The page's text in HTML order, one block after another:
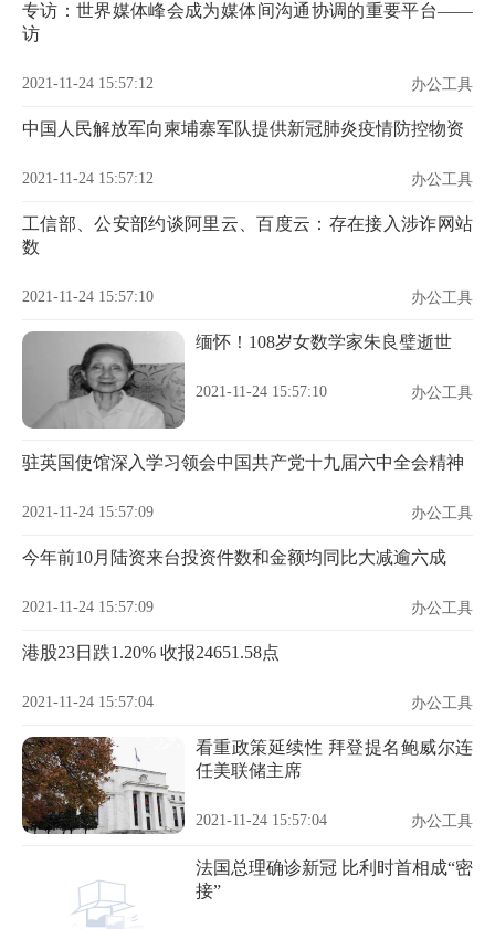
专访：世界媒体峰会成为媒体间沟通协调的重要平台——
访
2021-11-24 15:57:12 办公工具
中国人民解放军向柬埔寨军队提供新冠肺炎疫情防控物资
2021-11-24 15:57:12 办公工具
工信部、公安部约谈阿里云、百度云：存在接入涉诈网站
数
2021-11-24 15:57:10 办公工具
缅怀！108岁女数学家朱良璧逝世
2021-11-24 15:57:10 办公工具
驻英国使馆深入学习领会中国共产党十九届六中全会精神
2021-11-24 15:57:09 办公工具
今年前10月陆资来台投资件数和金额均同比大减逾六成
2021-11-24 15:57:09 办公工具
港股23日跌1.20% 收报24651.58点
2021-11-24 15:57:04 办公工具
看重政策延续性 拜登提名鲍威尔连
任美联储主席
2021-11-24 15:57:04 办公工具
法国总理确诊新冠 比利时首相成“密
接”